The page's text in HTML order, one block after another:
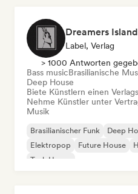
Dreamers
Label, Verlag
> 1000 Antworten
Bass musicBrasilianische
Deep House
Biete Künstlern einen
Nehme Künstler unter
Musik
Brasilianischer Funk Deep
Elektropop
Future House
Tech House